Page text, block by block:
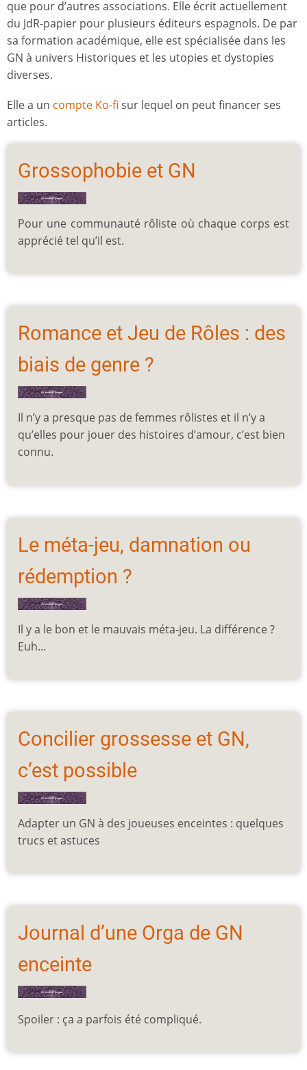
que pour d’autres associations. Elle écrit actuellement
du JdR-papier pour plusieurs éditeurs espagnols. De par
sa formation académique, elle est spécialisée dans les
GN à univers Historiques et les utopies et dystopies
diverses.
Elle a un compte Ko-fi sur lequel on peut financer ses
articles.
Grossophobie et GN
Pour une communauté rôliste où chaque corps est
apprécié tel qu’il est.
Romance et Jeu de Rôles : des
biais de genre ?
Il n’y a presque pas de femmes rôlistes et il n’y a
qu’elles pour jouer des histoires d’amour, c’est bien
connu.
Le méta-jeu, damnation ou
rédemption ?
Il y a le bon et le mauvais méta-jeu. La différence ?
Euh...
Concilier grossesse et GN,
c’est possible
Adapter un GN à des joueuses enceintes : quelques
trucs et astuces
Journal d’une Orga de GN
enceinte
Spoiler : ça a parfois été compliqué.